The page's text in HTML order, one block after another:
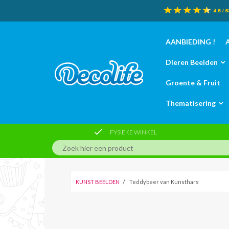
AANBIEDING !
Dieren Beelden
Groente & Fruit
Thematisering
 FYSIEKE WINKEL
KUNST BEELDEN / Teddybeer van Kunsthars